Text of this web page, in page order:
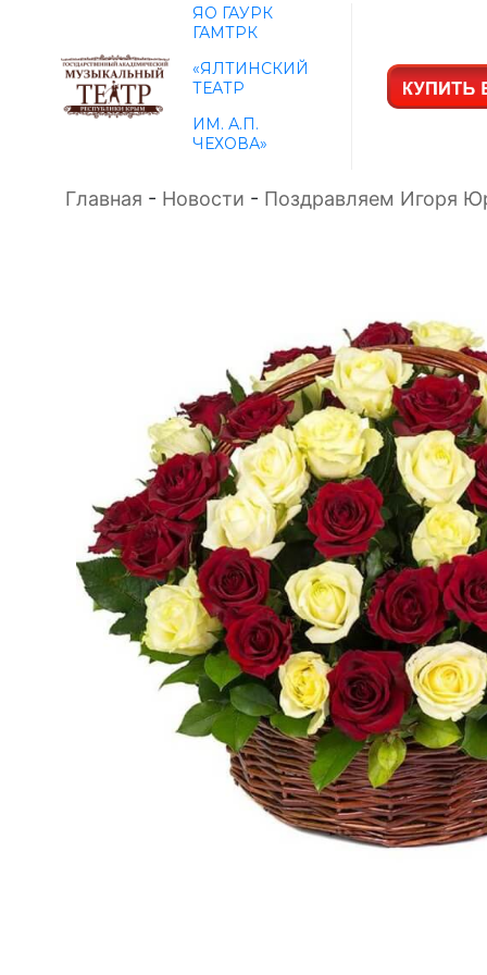
ЯО ГАУРК
ГАМТРК
«ЯЛТИНСКИЙ
ТЕАТР
ИМ. А.П.
ЧЕХОВА»
Главная - Новости - Поздравляем Игоря